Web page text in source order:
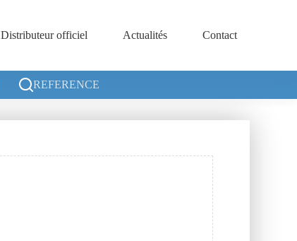
Distributeur officiel Actualités Contact
REFERENCE